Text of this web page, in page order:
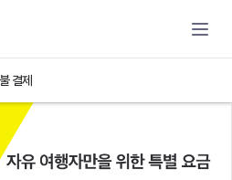
선불예약 | 여행
결제